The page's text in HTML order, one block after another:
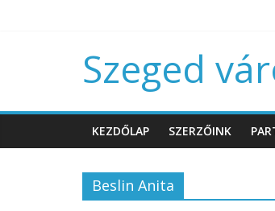
Szeged
KEZDŐLAP SZERZŐINK
Beslin Anita